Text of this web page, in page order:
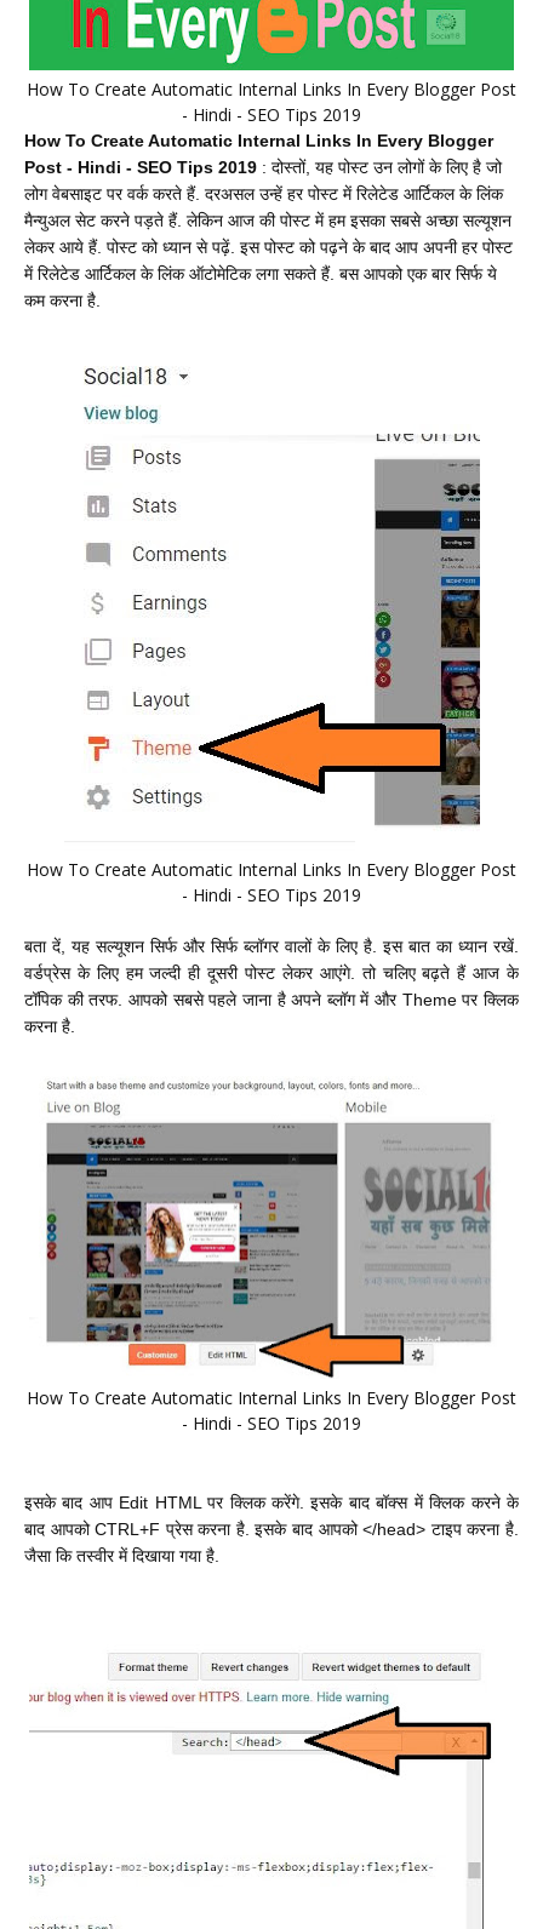
How To Create Automatic Internal Links In Every Blogger Post
- Hindi - SEO Tips 2019
How To Create Automatic Internal Links In Every Blogger
Post - Hindi - SEO Tips 2019 : दोस्तों, यह पोस्ट उन लोगों के लिए है जो
लोग वेबसाइट पर वर्क करते हैं. दरअसल उन्हें हर पोस्ट में रिलेटेड आर्टिकल के लिंक
मैन्युअल सेट करने पड़ते हैं. लेकिन आज की पोस्ट में हम इसका सबसे अच्छा सल्यूशन
लेकर आये हैं. पोस्ट को ध्यान से पढ़ें. इस पोस्ट को पढ़ने के बाद आप अपनी हर पोस्ट
में रिलेटेड आर्टिकल के लिंक ऑटोमेटिकलगा सकते हैं. बस आपको एक बार सिर्फ ये
कम करना है.
How To Create Automatic Internal Links In Every Blogger Post
- Hindi - SEO Tips 2019
बता दें, यह सल्यूशन सिर्फ और सिर्फ ब्लॉगर वालों के लिए है. इस बात का ध्यान रखें.
वर्डप्रेस के लिए हम जल्दी ही दूसरी पोस्ट लेकर आएंगे. तो चलिए बढ़ते हैं आज के
टॉपिक की तरफ. आपको सबसे पहले जाना है अपने ब्लॉग में और Theme पर क्लिक
करना है.
How To Create Automatic Internal Links In Every Blogger Post
- Hindi - SEO Tips 2019
इसके बाद आप Edit HTML पर क्लिक करेंगे. इसके बाद बॉक्स में क्लिक करने के
बाद आपको CTRL+F प्रेस करना है. इसके बाद आपको </head> टाइप करना है.
जैसा कि तस्वीर में दिखाया गया है.